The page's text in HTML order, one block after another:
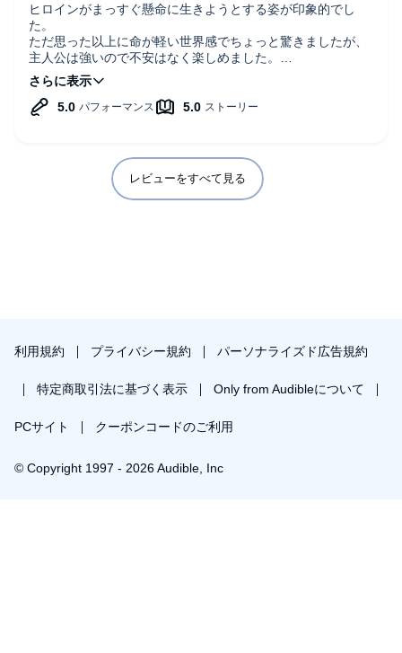
ヒロインがまっすぐ懸命に生きようとする姿が印象的でし
た。
ただ思った以上に命が軽い世界感でちょっと驚きましたが、
主人公は強いので不安はなく楽しめました。
ナレーションの方の声も雰囲気に合っていて臨場感もあって
最後まで面白かったです。
レビューをすべて見る
利用規約 プライバシー規約 パーソナライズド広告規約
特定商取引法に基づく表示 Only from Audibleについて
PCサイト クーポンコードのご利用
© Copyright 1997 - 2026 Audible, Inc